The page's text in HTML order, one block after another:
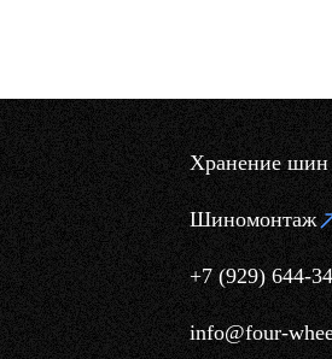
Хранение шин
Шиномонтаж
+7 (929) 644-
info@four-